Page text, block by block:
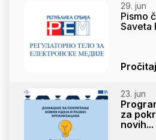
29. jun
Pismo
Saveta
23. jun
za
novih...